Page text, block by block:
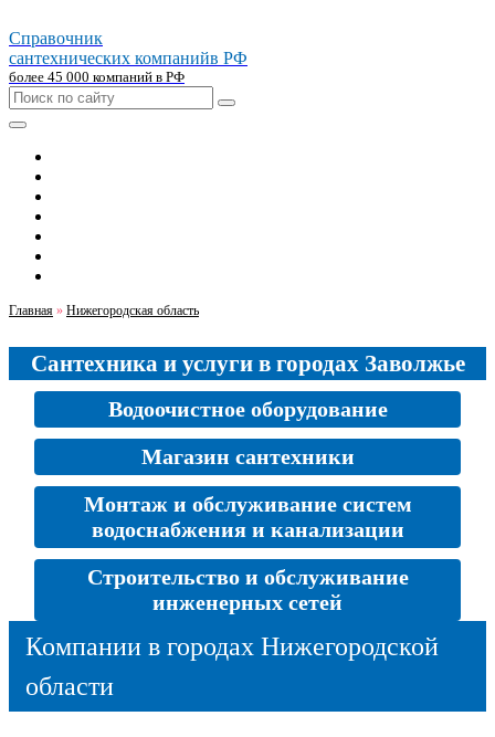
Справочник
сантехнических компанийв РФ
более 45 000 компаний в РФ
Главная » Нижегородская область
Сантехника и услуги в городах Заволжье
Водоочистное оборудование
Магазин сантехники
Монтаж и обслуживание систем
водоснабжения и канализации
Строительство и обслуживание
инженерных сетей
Компании в городах Нижегородской
области